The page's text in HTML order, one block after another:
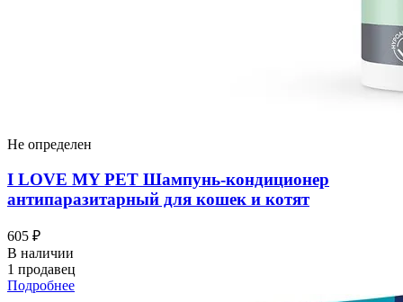
Не определен
I LOVЕ MY PET Шампунь-кондиционер
антипаразитарный для кошек и котят
605 ₽
В наличии
1 продавец
Подробнее